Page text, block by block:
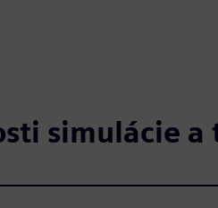
simulácie